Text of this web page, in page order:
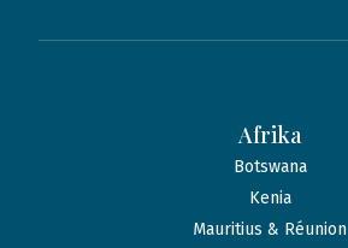
Afrika
Botswana
Kenia
Mauritius & Réunion